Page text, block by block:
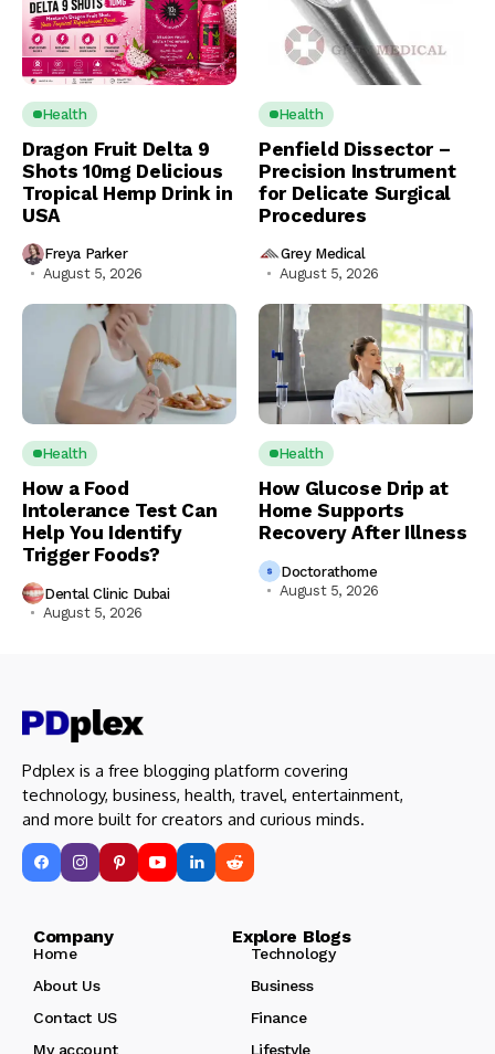
Health
Dragon Fruit Delta 9
Shots 10mg Delicious
Tropical Hemp Drink in
USA
Freya Parker
August 5, 2026
Health
Penfield Dissector –
Precision Instrument
for Delicate Surgical
Procedures
Grey Medical
August 5, 2026
Health
How a Food
Intolerance Test Can
Help You Identify
Trigger Foods?
Dental Clinic Dubai
August 5, 2026
Health
How Glucose Drip at
Home Supports
Recovery After Illness
Doctorathome
August 5, 2026
Pdplex is a free blogging platform covering
technology, business, health, travel, entertainment,
and more built for creators and curious minds.
Company Explore Blogs
Home
Technology
About Us
Business
Contact US
Finance
My account
Lifestyle